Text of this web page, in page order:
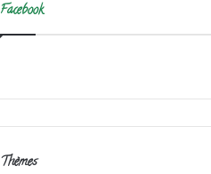
Facebook
Thèmes